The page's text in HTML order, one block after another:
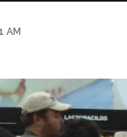
AM